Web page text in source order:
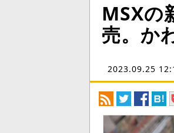
MSX
売。か
2023.09.25